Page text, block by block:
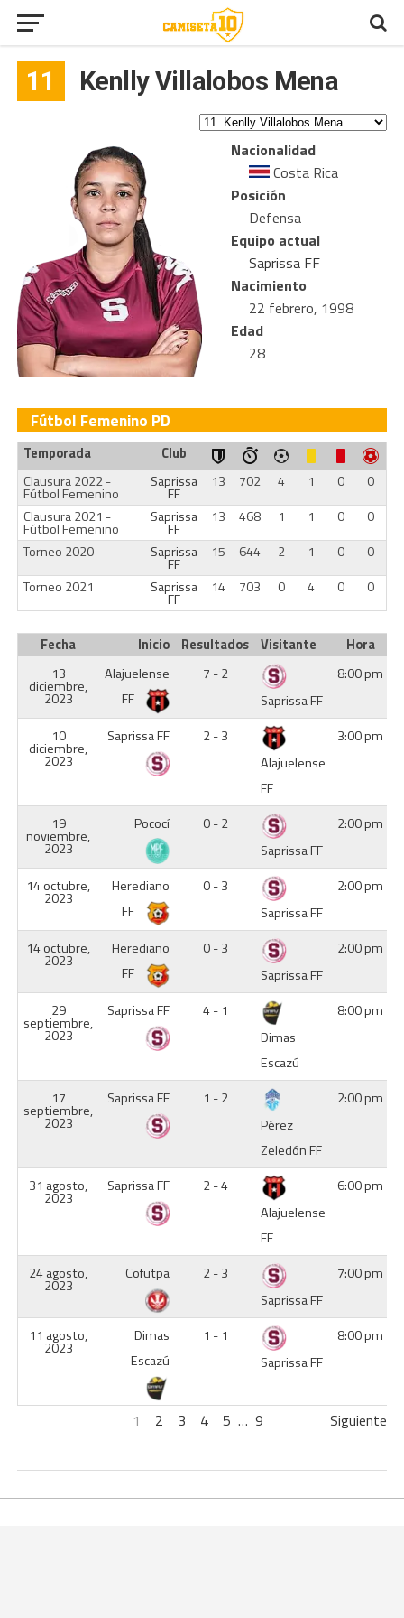
11 Kenlly Villalobos Mena
Nacionalidad
Costa Rica
Posición
Defensa
Equipo actual
Saprissa FF
Nacimiento
22 febrero, 1998
Edad
28
Fútbol Femenino PD
Temporada
Club
Clausura 2022 -
Fútbol Femenino
Saprissa
FF
13 702 4 1 0
0
Clausura 2021 -
Fútbol Femenino
Saprissa
FF
13 468 1 1 0
0
Torneo 2020
Saprissa
FF
15 644 2 1 0
0
Torneo 2021
Saprissa
FF
14 703 0 4 0 0
Fecha Inicio Resultados Visitante
Hora
13
diciembre,
2023
Alajuelense
FF
7 - 2
Saprissa FF
8:00 pm
10
diciembre,
2023
Saprissa FF
2 - 3
Alajuelense
FF
3:00 pm
19
noviembre,
2023
Pococí
0 - 2
Saprissa FF
2:00 pm
14 octubre,
2023
Herediano
FF
0 - 3
Saprissa FF
2:00 pm
14 octubre,
2023
Herediano
FF
0 - 3
Saprissa FF
2:00 pm
29
septiembre,
2023
Saprissa FF
4 - 1
Dimas
Escazú
8:00 pm
17
septiembre,
2023
Saprissa FF
1 - 2
Pérez
Zeledón FF
2:00 pm
31 agosto,
2023
Saprissa FF
2 - 4
Alajuelense
FF
6:00 pm
24 agosto,
2023
Cofutpa
2 - 3
Saprissa FF
7:00 pm
11 agosto,
2023
Dimas
Escazú
1 - 1
Saprissa FF
8:00 pm
1 2 3 4 5 … 9 Siguiente